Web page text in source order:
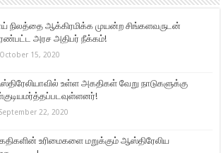
நிலத்தை ஆக்கிரமிக்க முயன்ற சிங்களவருடன்
அரச அதிபர் நீக்கம்!
October 15, 2020
உள்ள அகதிகள் வேறு நாடுகளுக்கு
September 22, 2020
உரிமைகளை மறுக்கும் ஆஸ்திரேலிய